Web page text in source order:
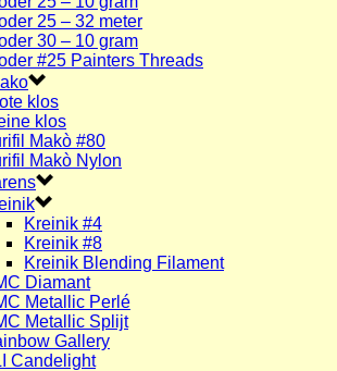
25 – 32 meter
30 – 10 gram
#25 Painters Threads
klos
klos
Makò #80
Makò Nylon
Kreinik #4
Kreinik #8
Kreinik Blending Filament
Diamant
Metallic Perlé
Metallic Splijt
Gallery
Candelight